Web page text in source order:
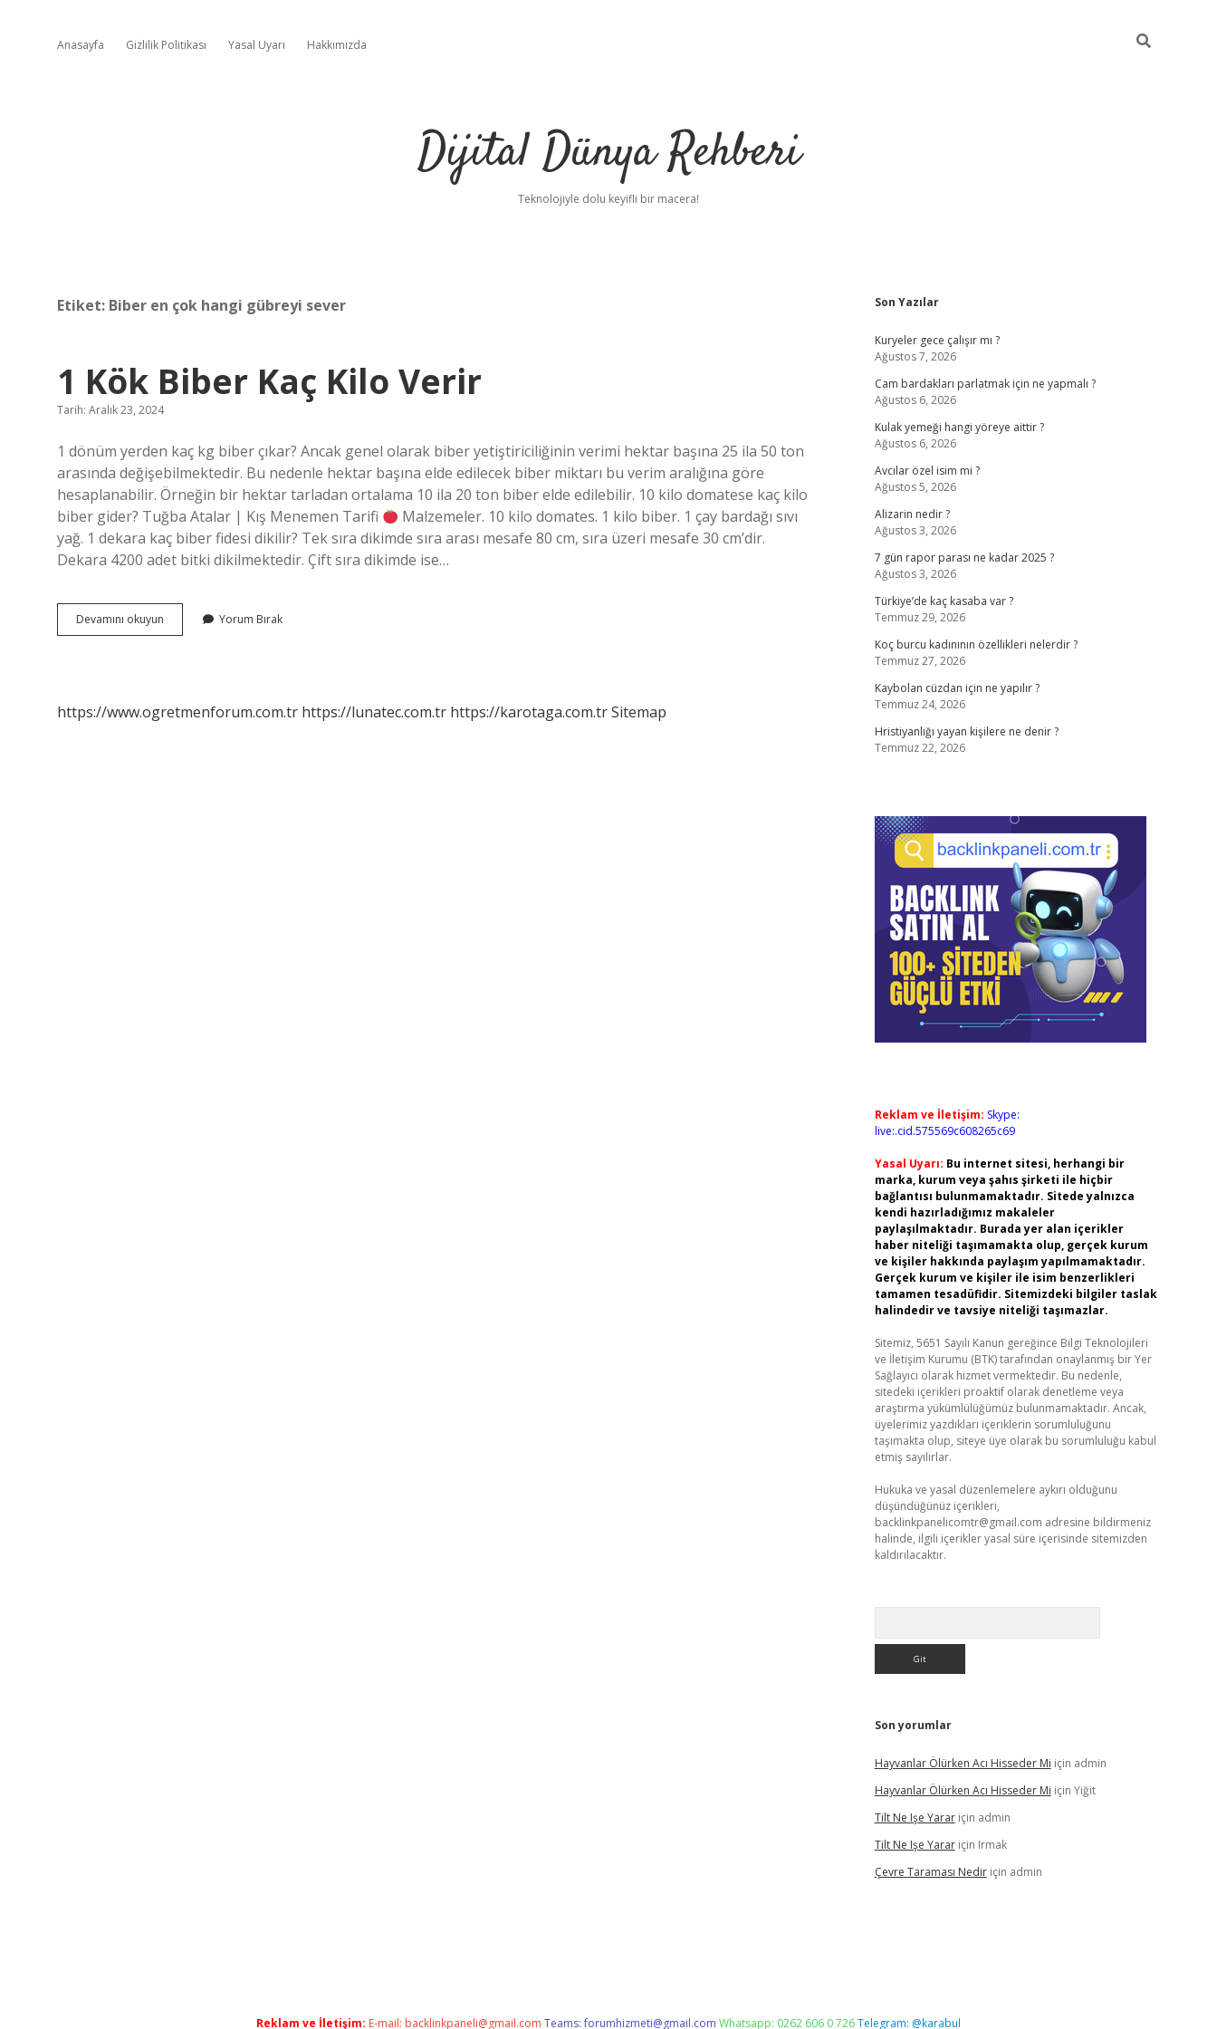
Anasayfa Gizlilik Politikası Yasal Uyarı Hakkımızda
Dijital Dünya Rehberi
Teknolojiyle dolu keyifli bir macera!
Etiket: Biber en çok hangi gübreyi sever
1 Kök Biber Kaç Kilo Verir
Tarih: Aralık 23, 2024
1 dönüm yerden kaç kg biber çıkar? Ancak genel olarak biber yetiştiriciliğinin verimi hektar başına 25 ila 50 ton
arasında değişebilmektedir. Bu nedenle hektar başına elde edilecek biber miktarı bu verim aralığına göre
hesaplanabilir. Örneğin bir hektar tarladan ortalama 10 ila 20 ton biber elde edilebilir. 10 kilo domatese kaç kilo
biber gider? Tuğba Atalar | Kış Menemen Tarifi
Malzemeler. 10 kilo domates. 1 kilo biber. 1 çay bardağı sıvı
yağ. 1 dekara kaç biber fidesi dikilir? Tek sıra dikimde sıra arası mesafe 80 cm, sıra üzeri mesafe 30 cm’dir.
Dekara 4200 adet bitki dikilmektedir. Çift sıra dikimde ise…
Devamını okuyun
Kök
Yorum Bırak
https://www.ogretmenforum.com.tr https://lunatec.com.tr https://karotaga.com.trSitemap
Sidebar
Son Yazılar
Kuryeler gece çalışır mı ?
Ağustos 7, 2026
Cam bardakları parlatmak için ne yapmalı ?
Ağustos 6, 2026
Kulak yemeği hangi yöreye aittir ?
Ağustos 6, 2026
Avcılar özel isim mi ?
Ağustos 5, 2026
Alizarin nedir ?
Ağustos 3, 2026
7 gün rapor parası ne kadar 2025 ?
Ağustos 3, 2026
Türkiye’de kaç kasaba var ?
Temmuz 29, 2026
Koç burcu kadınının özellikleri nelerdir ?
Temmuz 27, 2026
Kaybolan cüzdan için ne yapılır ?
Temmuz 24, 2026
Hristiyanlığı yayan kişilere ne denir ?
Temmuz 22, 2026
Reklam ve İletişim: Skype:
live:.cid.575569c608265c69
Yasal Uyarı: Bu internet sitesi, herhangi bir
marka, kurum veya şahıs şirketi ile hiçbir
bağlantısı bulunmamaktadır. Sitede yalnızca
kendi hazırladığımız makaleler
paylaşılmaktadır. Burada yer alan içerikler
haber niteliği taşımamakta olup, gerçek kurum
ve kişiler hakkında paylaşım yapılmamaktadır.
Gerçek kurum ve kişiler ile isim benzerlikleri
tamamen tesadüfidir. Sitemizdeki bilgiler taslak
halindedir ve tavsiye niteliği taşımazlar.
Sitemiz, 5651 Sayılı Kanun gereğince Bilgi Teknolojileri
ve İletişim Kurumu (BTK) tarafından onaylanmış bir Yer
Sağlayıcı olarak hizmet vermektedir. Bu nedenle,
sitedeki içerikleri proaktif olarak denetleme veya
araştırma yükümlülüğümüz bulunmamaktadır. Ancak,
üyelerimiz yazdıkları içeriklerin sorumluluğunu
taşımakta olup, siteye üye olarak bu sorumluluğu kabul
etmiş sayılırlar.
Hukuka ve yasal düzenlemelere aykırı olduğunu
düşündüğünüz içerikleri,
backlinkpanelicomtr@gmail.com adresine bildirmeniz
halinde, ilgili içerikler yasal süre içerisinde sitemizden
kaldırılacaktır.
Son yorumlar
Hayvanlar Ölürken Acı Hisseder Mi için admin
Hayvanlar Ölürken Acı Hisseder Mi için Yiğit
Tilt Ne Işe Yarariçin admin
Tilt Ne Işe Yarariçin Irmak
Çevre Taraması Nediriçin admin
Reklam ve İletişim: E-mail: backlinkpaneli@gmail.com Teams:forumhizmeti@gmail.com Whatsapp: 0262 606 0 726Telegram: @karabul